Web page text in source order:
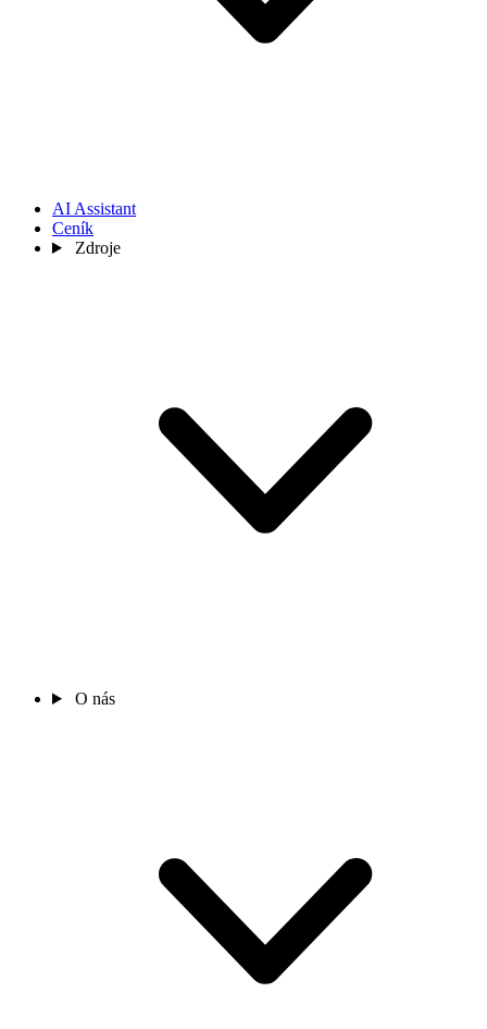
AI Assistant
Ceník
Zdroje
O nás